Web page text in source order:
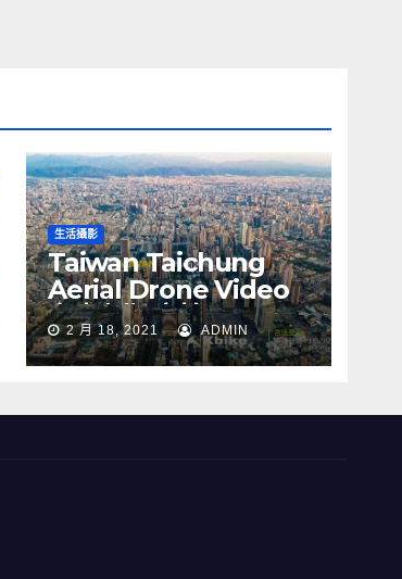
生活攝影
Taiwan Taichung
Aerial Drone Video
台中七期 空拍
2 月 18, 2021 ADMIN